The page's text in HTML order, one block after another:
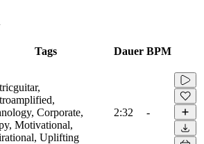
Tags Dauer BPM
Corporate,
Motivational,
Uplifting
2:32 -